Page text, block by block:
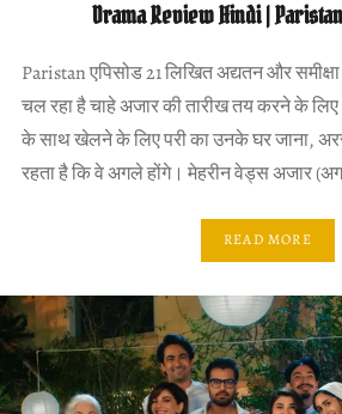
Drama Review Hindi |
Paristan एपिसोड 21 लिखित अद्यतन और
चल रहा है चाहे अजार की तारीख तय करने के लिए
के साथ खेलने के लिए परी का उनके घर जाना,
रहता है कि वे अगले होंगे। मेहरीन वेड्स अजार
READ MORE